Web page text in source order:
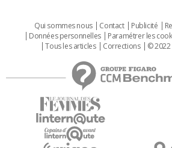
Qui sommes nous Contact Publicité
Données personnelles
Paramétrer les
Tous les articles
Corrections © 2022